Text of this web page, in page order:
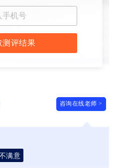
测评结果
咨询在线老师 >
满意